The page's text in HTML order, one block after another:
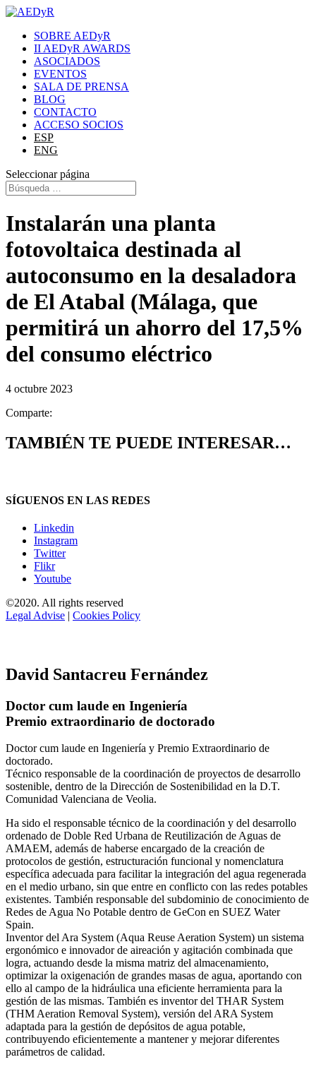
SOBRE AEDyR
II AEDyR AWARDS
ASOCIADOS
EVENTOS
SALA DE PRENSA
BLOG
CONTACTO
ACCESO SOCIOS
ESP
ENG
Seleccionar página
Instalarán una planta
fotovoltaica destinada al
autoconsumo en la desaladora
de El Atabal (Málaga, que
permitirá un ahorro del 17,5%
del consumo eléctrico
4 octubre 2023
Comparte:
TAMBIÉN TE PUEDE INTERESAR…
SÍGUENOS EN LAS REDES
Linkedin
Instagram
Twitter
Flikr
Youtube
©2020. All rights reserved
Legal Advise | Cookies Policy
David Santacreu Fernández
Doctor cum laude en Ingeniería
Premio extraordinario de doctorado
Doctor cum laude en Ingeniería y Premio Extraordinario de
doctorado.
Técnico responsable de la coordinación de proyectos de desarrollo
sostenible, dentro de la Dirección de Sostenibilidad en la D.T.
Comunidad Valenciana de Veolia.
Ha sido el responsable técnico de la coordinación y del desarrollo
ordenado de Doble Red Urbana de Reutilización de Aguas de
AMAEM, además de haberse encargado de la creación de
protocolos de gestión, estructuración funcional y nomenclatura
específica adecuada para facilitar la integración del agua regenerada
en el medio urbano, sin que entre en conflicto con las redes potables
existentes. También responsable del subdominio de conocimiento de
Redes de Agua No Potable dentro de GeCon en SUEZ Water
Spain.
Inventor del Ara System (Aqua Reuse Aeration System) un sistema
ergonómico e innovador de aireación y agitación combinada que
logra, actuando desde la misma matriz del almacenamiento,
optimizar la oxigenación de grandes masas de agua, aportando con
ello al campo de la hidráulica una eficiente herramienta para la
gestión de las mismas. También es inventor del THAR System
(THM Aeration Removal System), versión del ARA System
adaptada para la gestión de depósitos de agua potable,
contribuyendo eficientemente a mantener y mejorar diferentes
parámetros de calidad.